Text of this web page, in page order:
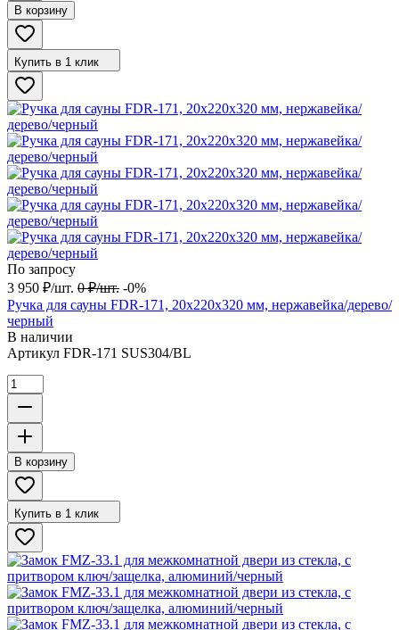
В корзину
Купить в 1 клик
По запросу
3 950 ₽/шт. 0 ₽/шт. -0%
Ручка для сауны FDR-171, 20х220х320 мм, нержавейка/дерево/
черный
В наличии
Артикул FDR-171 SUS304/BL
В корзину
Купить в 1 клик